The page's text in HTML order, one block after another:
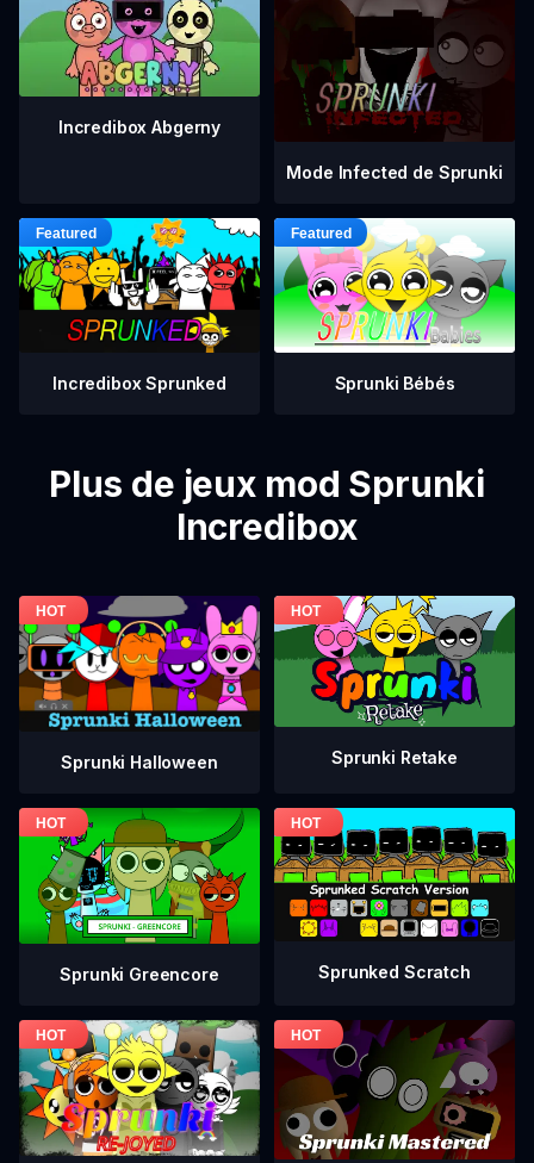
Incredibox Abgerny
Mode Infected de Sprunki
Incredibox Sprunked Sprunki Bébés
Plus de jeux mod Sprunki
Incredibox
Sprunki Halloween Sprunki Retake
Sprunki Greencore Sprunked Scratch